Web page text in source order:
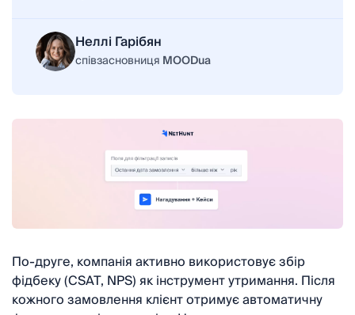
Неллі Гарібян
співзасновниця MOODua
По-друге, компанія активно використовує збір
фідбеку (CSAT, NPS) як інструмент утримання. Після
кожного замовлення клієнт отримує автоматичну